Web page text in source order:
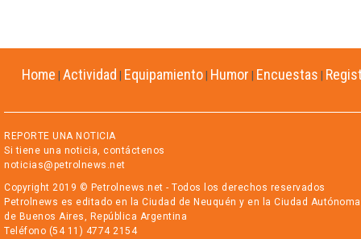
Home Actividad Equipamiento Humor Encuestas
REPORTE UNA NOTICIA
Si tiene una noticia, contáctenos
noticias@petrolnews.net
Copyright 2019 © Petrolnews.net - Todos los derechos reservados
Petrolnews es editado en la Ciudad de Neuquén y en la Ciudad Autónoma
de Buenos Aires, República Argentina
Teléfono (54 11) 4774 2154